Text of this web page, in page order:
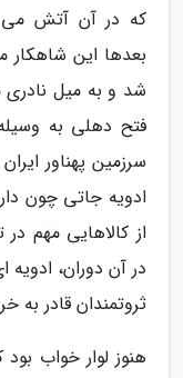
که در آن آتش می
بعدها این شاهکار
فتح دهلی به
سرزمین پهناور
ادویه جاتی چون
از کالاهایی مهم
در آن دوران، ادویه
ثروتمندان قادر به
هنوز لوار خواب